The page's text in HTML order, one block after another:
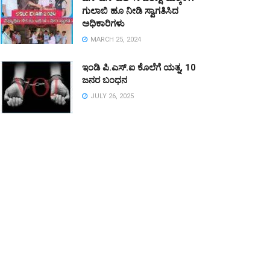
ಗುಲಾಬಿ ಹೂ ನೀಡಿ ಸ್ವಾಗತಿಸಿದ
ಅಧಿಕಾರಿಗಳು
MARCH 25, 2024
ಇಂಡಿ ಪಿ.ಎಸ್.ಐ ಕೊಲೆಗೆ ಯತ್ನ, 10
ಜನರ ಬಂಧನ
JULY 26, 2025